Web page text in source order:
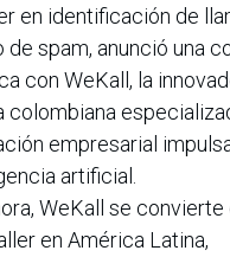
en identificación de
de spam, anunció una
con WeKall, la
colombiana
empresarial
artificial.
WeKall se
en América Latina,